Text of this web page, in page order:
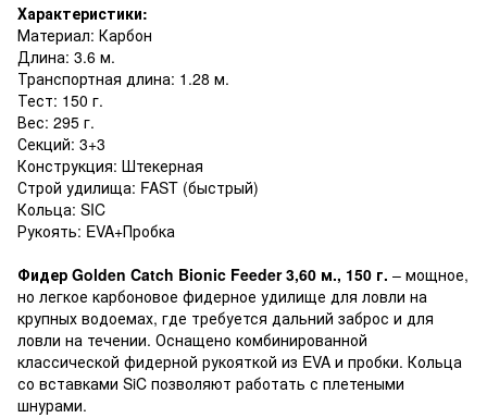
Характеристики:
Материал: Карбон
Длина: 3.6 м.
Транспортная длина: 1.28 м.
Тест: 150 г.
Вес: 295 г.
Секций: 3+3
Конструкция: Штекерная
Строй удилища: FAST (быстрый)
Кольца: SIC
Рукоять: EVA+Пробка
Фидер Golden Catch Bionic Feeder 3,60 м., 150 г. – мощное,
но легкое карбоновое фидерное удилище для ловли на
крупных водоемах, где требуется дальний заброс и для
ловли на течении. Оснащено комбинированной
классической фидерной рукояткой из EVA и пробки. Кольца
со вставками SiC позволяют работать с плетеными
шнурами.